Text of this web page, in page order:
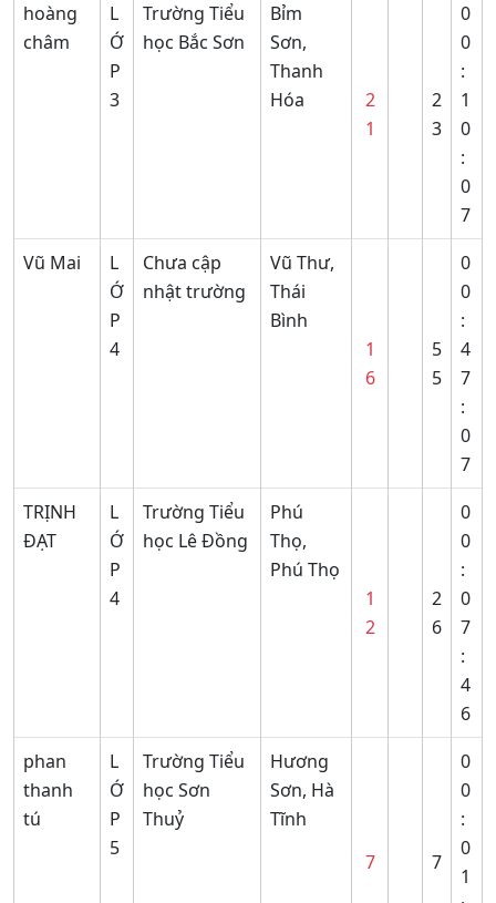
hoàng
châm
L
Ớ
P
3
Trường Tiểu
học Bắc Sơn
Bỉm
Sơn,
Thanh
Hóa
2
1
2
3
0
0
:
1
0
:
0
7
Vũ Mai
L
Ớ
P
4
Chưa cập
nhật trường
Vũ Thư,
Thái
Bình
1
6
5
5
0
0
:
4
7
:
0
7
TRỊNH
ĐẠT
L
Ớ
P
4
Trường Tiểu
học Lê Đồng
Phú
Thọ,
Phú Thọ
1
2
2
6
0
0
:
0
7
:
4
6
phan
thanh
tú
L
Ớ
P
5
Trường Tiểu
học Sơn
Thuỷ
Hương
Sơn, Hà
Tĩnh
7
7
0
0
:
0
1